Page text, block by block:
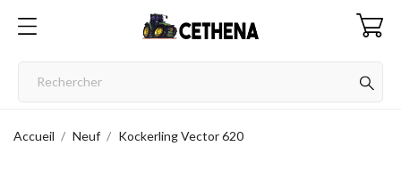
Accueil Neuf Kockerling Vector 620